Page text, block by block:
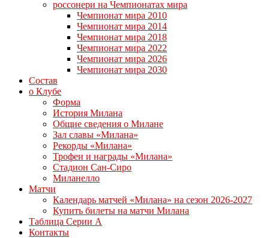
россонери на Чемпионатах мира
Чемпионат мира 2010
Чемпионат мира 2014
Чемпионат мира 2018
Чемпионат мира 2022
Чемпионат мира 2026
Чемпионат мира 2030
Состав
о Клубе
Форма
История Милана
Общие сведения о Милане
Зал славы «Милана»
Рекорды «Милана»
Трофеи и награды «Милана»
Стадион Сан-Сиро
Миланелло
Матчи
Календарь матчей «Милана» на сезон 2026-2027
Купить билеты на матчи Милана
Таблица Серии А
Контакты